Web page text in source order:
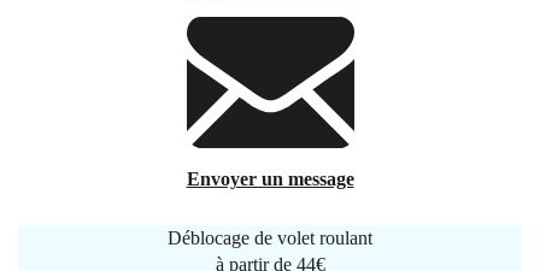
Envoyer un message
Déblocage de volet roulant
à partir de 44€